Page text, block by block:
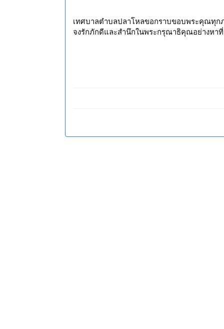
เทศบาลตำบลปลาโหลขอกราบขอบพระคุณทุก
จงรักภักดีและสำนึกในพระกรุณาธิคุณอย่างหา